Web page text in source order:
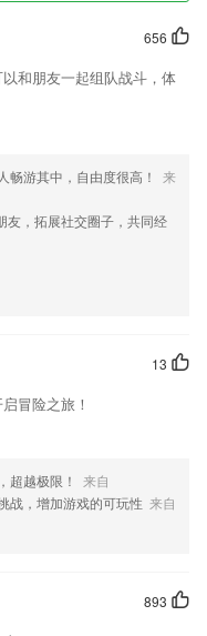
柄实现完美飞行体验，支持
不再难。
随时打开手机就可以在线学
，更加轻松活跃。
2265激励孩子自主学习。
656
和朋友一起组队战斗，体
畅游其中，自由度很高！
来
友，拓展社交圈子，共同经
13
冒险之旅！
超越极限！
来自
战，增加游戏的可玩性 来自
893